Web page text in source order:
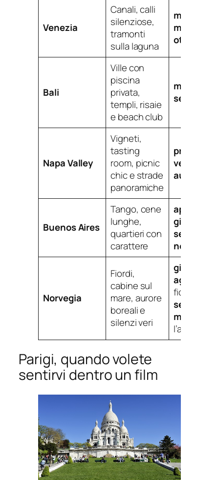
Venezia
Canali, calli
silenziose,
tramonti
sulla laguna
marzo-
maggio
ottobre
Bali
Ville con
piscina
privata,
templi, risaie
e beach club
maggio-
settembre
Napa Valley
Vigneti,
tasting
room, picnic
chic e strade
panoramiche
primavera
autunnale
Buenos Aires
Tango, cene
lunghe,
quartieri con
carattere
aprile-
giugno
novembre
Norvegia
Fiordi,
cabine sul
mare, aurore
boreali e
silenzi veri
giugno-
agosto
fiordi,
marzo
l’aurora
Parigi, quando volete
sentirvi dentro un film